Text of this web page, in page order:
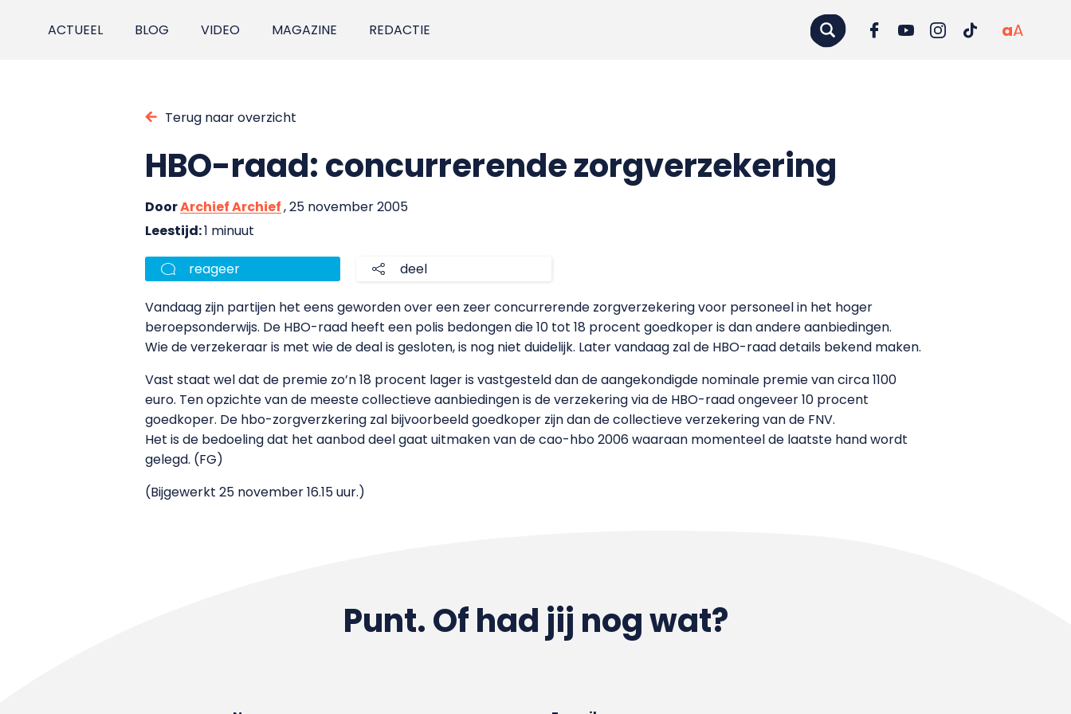
ACTUEEL BLOG VIDEO MAGAZINE REDACTIE aA
Terug naar overzicht
HBO-raad: concurrerende zorgverzekering
DoorArchief Archief, 25 november 2005
Leestijd:1 minuut
reageer deel
Vandaag zijn partijen het eens geworden over een zeer concurrerende zorgverzekering voor personeel in het hoger
beroepsonderwijs. De HBO-raad heeft een polis bedongen die 10 tot 18 procent goedkoper is dan andere aanbiedingen.
Wie de verzekeraar is met wie de deal is gesloten, is nog niet duidelijk. Later vandaag zal de HBO-raad details bekend maken.
Vast staat wel dat de premie zo’n 18 procent lager is vastgesteld dan de aangekondigde nominale premie van circa 1100
euro. Ten opzichte van de meeste collectieve aanbiedingen is de verzekering via de HBO-raad ongeveer 10 procent
goedkoper. De hbo-zorgverzkering zal bijvoorbeeld goedkoper zijn dan de collectieve verzekering van de FNV.
Het is de bedoeling dat het aanbod deel gaat uitmaken van de cao-hbo 2006 waaraan momenteel de laatste hand wordt
gelegd. (FG)
(Bijgewerkt 25 november 16.15 uur.)
Punt. Of had jij nog wat?